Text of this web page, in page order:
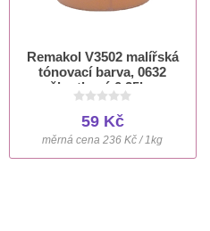
Remakol V3502 malířská
tónovací barva, 0632
žloutková 0,25kg
59 Kč
měrná cena 236 Kč / 1kg